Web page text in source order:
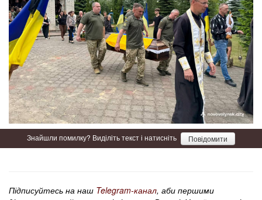
Знайшли помилку? Виділіть текст і натисніть Повідомити
Підписуйтесь на наш Telegram-канал, аби першими